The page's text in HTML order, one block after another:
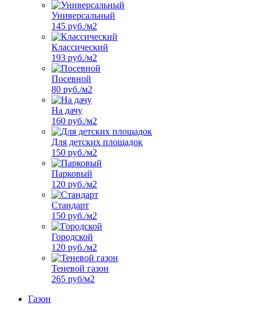
Универсальный
145 руб./м2
Классический
193 руб./м2
Посевной
80 руб./м2
На дачу
160 руб./м2
Для детских площадок
150 руб./м2
Парковый
120 руб./м2
Стандарт
150 руб./м2
Городской
120 руб./м2
Теневой газон
265 руб/м2
Газон